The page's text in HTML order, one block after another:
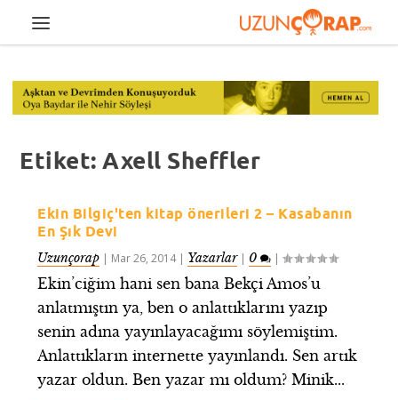
Etiket:Axell Sheffler
Ekin Bilgiç'ten kitap önerileri 2 – Kasabanın
En Şık Devi
Uzunçorap | Mar 26, 2014| Yazarlar| 0 |
Ekin’ciğim hani sen bana Bekçi Amos’u
anlatmıştın ya, ben o anlattıklarını yazıp
senin adına yayınlayacağımı söylemiştim.
Anlattıkların internette yayınlandı. Sen artık
yazar oldun. Ben yazar mı oldum? Minik...